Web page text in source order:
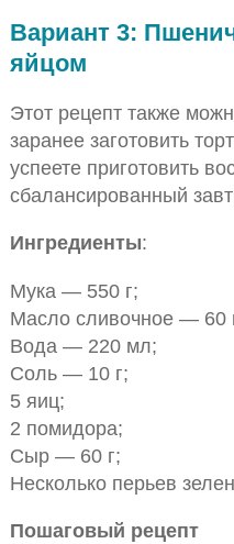
Вариант 3:
яйцом
Этот рецепт также
заранее заготовить
успеете приготовить
сбалансированный
Ингредиенты:
Мука — 550 г;
Масло сливочное — 60
Вода — 220 мл;
Соль — 10 г;
5 яиц;
2 помидора;
Сыр — 60 г;
Несколько перьев
Пошаговый рецепт